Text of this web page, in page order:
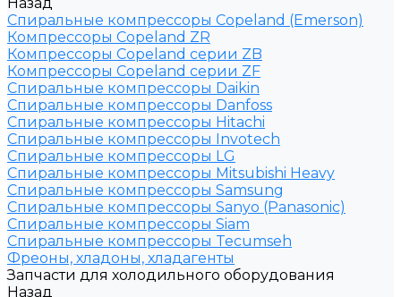
Спиральные компрессоры Copeland (Emerson)
Компрессоры Copeland ZR
Компрессоры Copeland серии ZB
Компрессоры Copeland серии ZF
Спиральные компрессоры Daikin
Спиральные компрессоры Danfoss
Спиральные компрессоры Hitachi
Спиральные компрессоры Invotech
Спиральные компрессоры LG
Спиральные компрессоры Mitsubishi Heavy
Спиральные компрессоры Samsung
Спиральные компрессоры Sanyo (Panasonic)
Спиральные компрессоры Siam
Спиральные компрессоры Tecumseh
Фреоны, хладоны, хладагенты
Запчасти для холодильного оборудования
Назад